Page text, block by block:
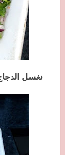
نغسل